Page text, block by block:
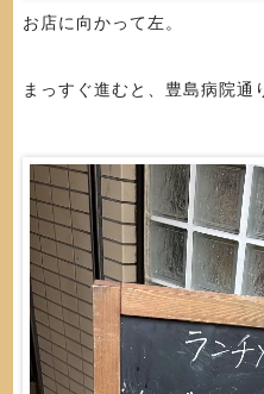
お店に向かって左。
まっすぐ進むと、豊島病院通